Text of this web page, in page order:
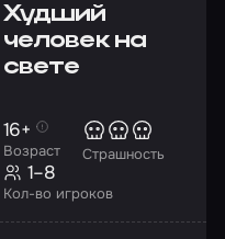
Худший
человек на
свете
Возраст
16+
Страшность
Кол-во игроков
1–8